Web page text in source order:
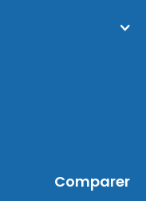
Comparer